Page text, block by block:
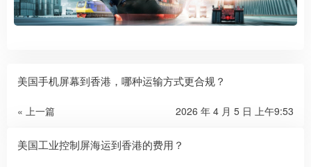
美国手机屏幕到香港，哪种运输方式更合规？
« 上一篇 2026 年 4 月 5 日 上午9:53
美国工业控制屏海运到香港的费用？